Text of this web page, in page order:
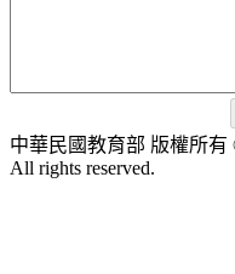
中華民國教育部 版權所有
All rights reserved.